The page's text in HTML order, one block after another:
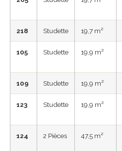
218 Studette 19,7 m²
105 Studette 19,9 m²
109 Studette 19,9 m²
123 Studette 19,9 m²
124 2 Pièces 47,5 m²